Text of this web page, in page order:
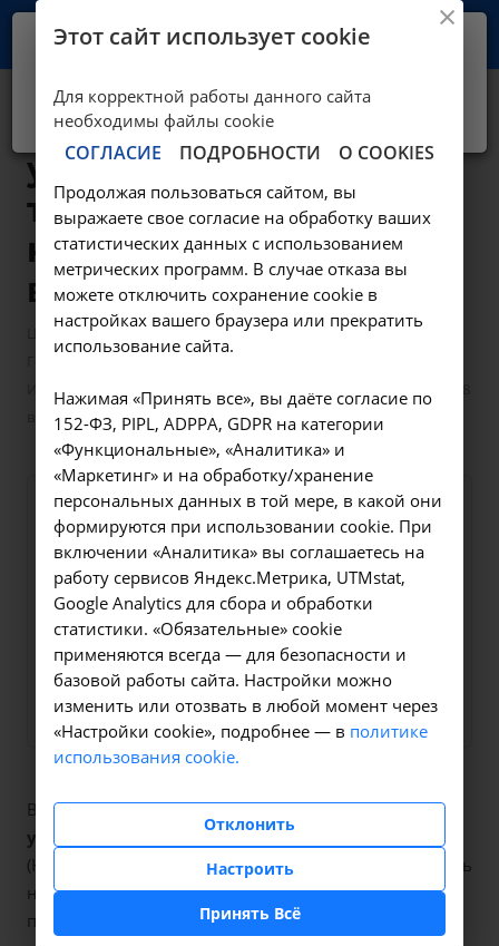
Исследование
уровня общего
тестостерона в
крови - A09.05.078
в Иркутске
Цены в Иркутске — Лабораторные исследования —
Исследование уровня общего тестостерона в крови - A09.05.078
в Иркутске
Оформите заявку на сайте,
мы свяжемся с вами в
ближайшее время и ответим
на все интересующие
вопросы.
475 ₽
Заказать услугу
В наших клиниках мы проводимисследование
уровня общего тестостерона в крови
, код услуги
(НМУ)
. Для граждан России, у которых есть
направление, медицинская помощь оказывается по
полису ОМС бесплатно.
Ваш город -Иркутск?
Да, верно Нет, выбрать другой
Этот сайт использует cookie
Для корректной работы данного сайта
необходимы файлы cookie
СОГЛАСИЕ ПОДРОБНОСТИ О COOKIES
Продолжая пользоваться сайтом, вы
выражаете свое согласие на обработку ваших
статистических данных с использованием
метрических программ. В случае отказа вы
можете отключить сохранение cookie в
настройках вашего браузера или прекратить
использование сайта.
Нажимая «Принять все», вы даёте согласие по
152-ФЗ, PIPL, ADPPA, GDPR на категории
«Функциональные», «Аналитика» и
«Маркетинг» и на обработку/хранение
персональных данных в той мере, в какой они
формируются при использовании cookie. При
включении «Аналитика» вы соглашаетесь на
работу сервисов Яндекс.Метрика, UTMstat,
Google Analytics для сбора и обработки
статистики. «Обязательные» cookie
применяются всегда — для безопасности и
базовой работы сайта. Настройки можно
изменить или отозвать в любой момент через
«Настройки cookie», подробнее — в политике
использования cookie.
Отклонить
Настроить
Принять Всё